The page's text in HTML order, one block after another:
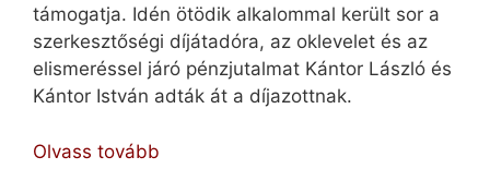
támogatja. Idén ötödik alkalommal került sor a
szerkesztőségi díjátadóra, az oklevelet és az
elismeréssel járó pénzjutalmat Kántor László és
Kántor István adták át a díjazottnak.
Olvass tovább